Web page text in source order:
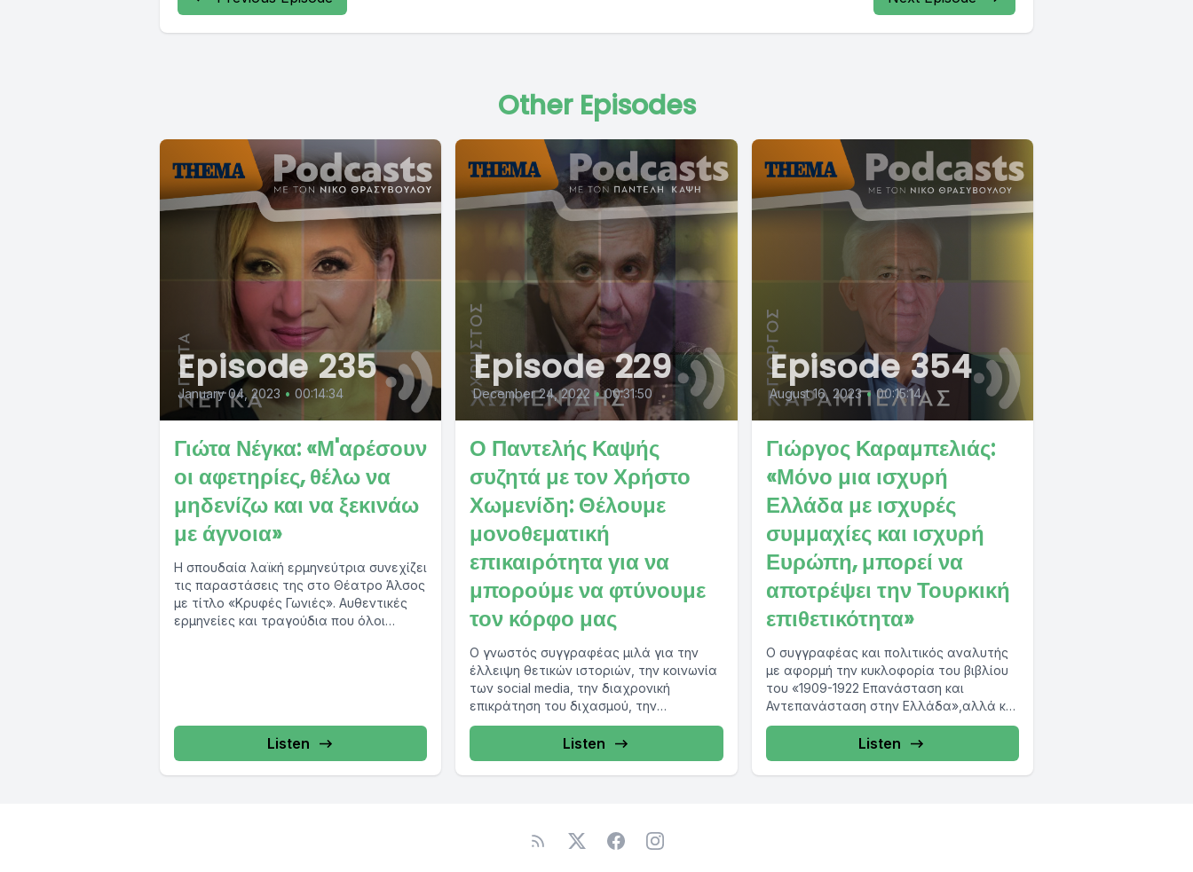
Other Episodes
Episode 235
January 04, 2023 • 00:14:34
Γιώτα Νέγκα: «Μ'αρέσουν
οι αφετηρίες, θέλω να
μηδενίζω και να ξεκινάω
με άγνοια»
Η σπουδαία λαϊκή ερμηνεύτρια συνεχίζει
τις παραστάσεις της στο Θέατρο Άλσος
με τίτλο «Κρυφές Γωνιές». Αυθεντικές
ερμηνείες και τραγούδια που όλοι
Listen
Episode 229
December 24, 2022 • 00:31:50
Ο Παντελής Καψής
συζητά με τον Χρήστο
Χωμενίδη: Θέλουμε
μονοθεματική
επικαιρότητα για να
μπορούμε να φτύνουμε
τον κόρφο μας
Ο γνωστός συγγραφέας μιλά για την
έλλειψη θετικών ιστοριών, την κοινωνία
των social media, την διαχρονική
επικράτηση του διχασμού, την
επιστροφή των αντιεμβολιαστών στο...
Listen
Episode 354
August 16, 2023 • 00:15:14
Γιώργος Καραμπελιάς:
«Μόνο μια ισχυρή
Ελλάδα με ισχυρές
συμμαχίες και ισχυρή
Ευρώπη, μπορεί να
αποτρέψει την Τουρκική
επιθετικότητα»
Ο συγγραφέας και πολιτικός αναλυτής
με αφορμή την κυκλοφορία του βιβλίου
του «1909-1922 Επανάσταση και
Αντεπανάσταση στην Ελλάδα»,αλλά και
την κυκλοφορία επίσης του συλλογικού...
Listen